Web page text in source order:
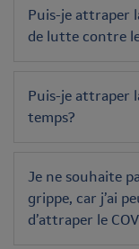
Puis-je attraper
de lutte contre
Puis-je attraper
temps?
Je ne souhaite
grippe, car j’ai
d’attraper le